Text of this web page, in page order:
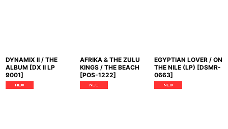
DYNAMIX II / THE
ALBUM [DX II LP
9001]
AFRIKA & THE ZULU
KINGS / THE BEACH
[POS-1222]
EGYPTIAN LOVER / ON
THE NILE (LP) [DSMR-
0663]